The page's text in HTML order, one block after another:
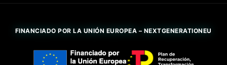
FINANCIADO POR LA UNIÓN EUROPEA – NEXTGENERATIONEU